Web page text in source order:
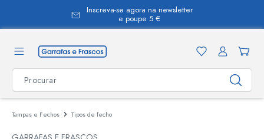
Inscreva-se agora na newsletter
e poupe 5 €
Tampas e Fechos Tipos de fecho